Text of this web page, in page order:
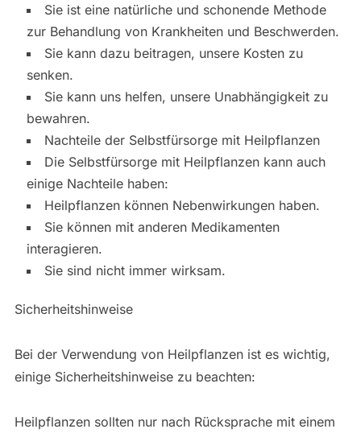
Sie ist eine natürliche und schonende Methode
zur Behandlung von Krankheiten und Beschwerden.
Sie kann dazu beitragen, unsere Kosten zu
senken.
Sie kann uns helfen, unsere Unabhängigkeit zu
bewahren.
Nachteile der Selbstfürsorge mit Heilpflanzen
Die Selbstfürsorge mit Heilpflanzen kann auch
einige Nachteile haben:
Heilpflanzen können Nebenwirkungen haben.
Sie können mit anderen Medikamenten
interagieren.
Sie sind nicht immer wirksam.
Sicherheitshinweise
Bei der Verwendung von Heilpflanzen ist es wichtig,
einige Sicherheitshinweise zu beachten:
Heilpflanzen sollten nur nach Rücksprache mit einem